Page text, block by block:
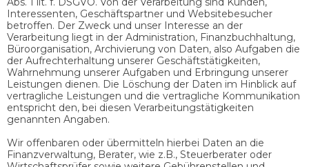
Interessenten, Geschäftspartner und Websitebesucher
betroffen. Der Zweck und unser Interesse an der
Verarbeitung liegt in der Administration, Finanzbuchhaltung,
Büroorganisation, Archivierung von Daten, also Aufgaben die
der Aufrechterhaltung unserer Geschäftstätigkeiten,
Wahrnehmung unserer Aufgaben und Erbringung unserer
Leistungen dienen. Die Löschung der Daten im Hinblick auf
vertragliche Leistungen und die vertragliche Kommunikation
entspricht den, bei diesen Verarbeitungstätigkeiten
genannten Angaben.
Wir offenbaren oder übermitteln hierbei Daten an die
Finanzverwaltung, Berater, wie z.B., Steuerberater oder